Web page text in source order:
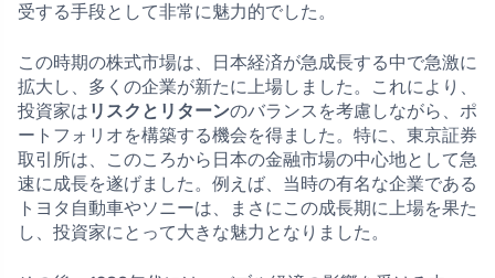
受する手段として非常に魅力的でした。
この時期の株式市場は、日本経済が急成長する中で急激に
拡大し、多くの企業が新たに上場しました。これにより、
投資家は リスクとリターンのバランスを考慮しながら、ポ
ートフォリオを構築する機会を得ました。特に、東京証券
取引所は、このころから日本の金融市場の中心地として急
速に成長を遂げました。例えば、当時の有名な企業である
トヨタ自動車やソニーは、まさにこの成長期に上場を果た
し、投資家にとって大きな魅力となりました。